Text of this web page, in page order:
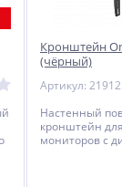
Кронштейн
(чёрный)
Артикул:
Настенный
кронштейн
мониторов с